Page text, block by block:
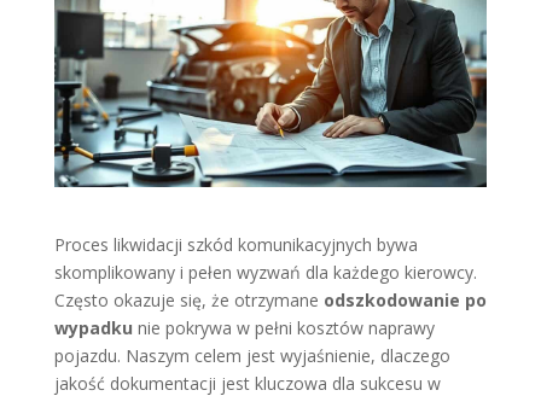
Proces likwidacji szkód komunikacyjnych bywa
skomplikowany i pełen wyzwań dla każdego kierowcy.
Często okazuje się, że otrzymane odszkodowanie po
wypadku nie pokrywa w pełni kosztów naprawy
pojazdu. Naszym celem jest wyjaśnienie, dlaczego
jakość dokumentacji jest kluczowa dla sukcesu w